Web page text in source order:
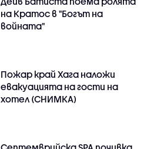
на Кратос в "Богът на
войната"
Пожар край Хага наложи
евакуацията на гости на
хотел (СНИМКА)